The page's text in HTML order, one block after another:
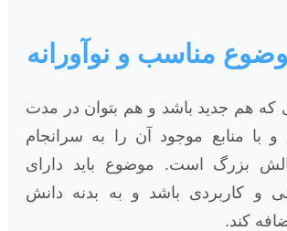
مناسب و نوآورانه
که هم جدید باشد و هم بتوان در مدت
منابع موجود آن را به سرانجام
بزرگ است. موضوع باید دارای
و کاربردی باشد و به بدنه دانش
کند.